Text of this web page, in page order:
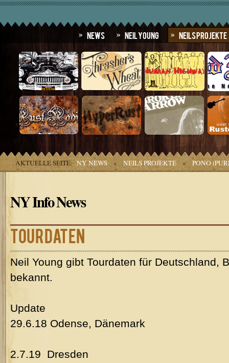
News Neil Young Neils Projekte
AKTUELLE SEITE: NY NEWS » NEILS PROJEKTE » PONO
NY Info News
Tourdaten
Neil Young gibt Tourdaten für Deutschland,
bekannt.
Update
29.6.18 Odense, Dänemark
2.7.19 Dresden